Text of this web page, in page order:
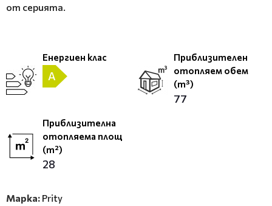
от серията.
Енергиен клас
A
Приблизителен
отопляем обем
(m³)
77
Приблизителна
отопляема площ
(m²)
28
Марка: Prity